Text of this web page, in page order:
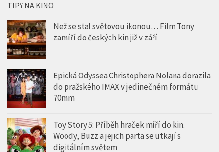
TIPY NA KINO
Než se stal světovou ikonou… Film Tony
zamíří do českých kin již v září
Epická Odyssea Christophera Nolana dorazila
do pražského IMAX v jedinečném formátu
70mm
Toy Story 5: Příběh hraček míří do kin.
Woody, Buzz a jejich parta se utkají s
digitálním světem